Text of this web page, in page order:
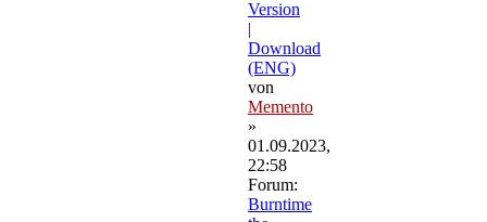
Version
|
Download
(ENG)
von
Memento
»
01.09.2023,
22:58
Forum:
Burntime